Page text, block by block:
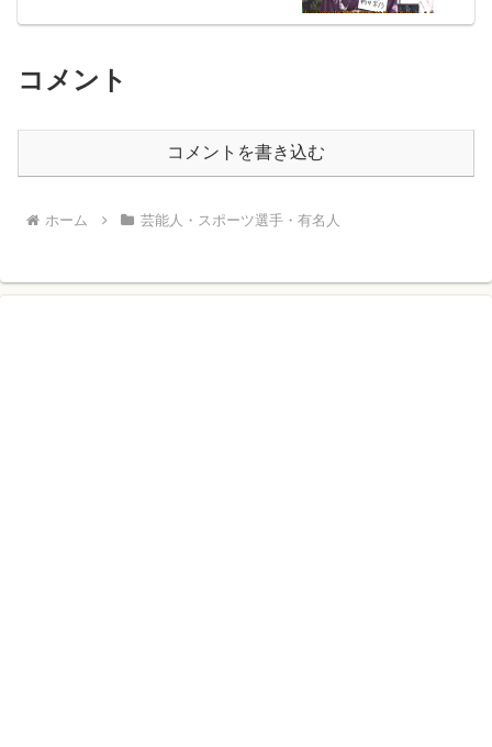
コメント
コメントを書き込む
ホーム 芸能人・スポーツ選手・有名人